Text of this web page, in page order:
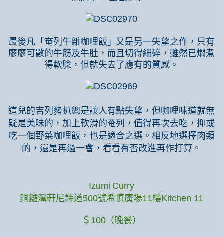
最後凡「奄列牛雜咖哩飯」又是另一失望之作，只有
廖廖可數的牛筋及牛肚，而且切得細碎，雖然已燜煮
得軟腍，但就失去了應有的質感。
這兒的吉列豬扒總是讓人有點失望，但咖哩味道就無
疑是美味的，加上軟滑的奄列，值得再次去吃，抑或
吃一個野菜咖哩飯，也是適合之選。相反地選擇肉類
的，還是再過一會，看看有否改進再作打算。
Izumi Curry
銅鑼灣軒尼詩道500號希慎廣場11樓Kitchen 11
＄100（晚餐）